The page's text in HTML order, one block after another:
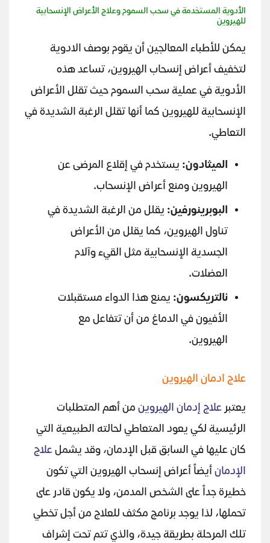
الأدوية المستخدمة في سحب السموم وعلاج الأعراض الإنسحابية
للهيروين
يمكن للأطباء المعالجين أن يقوم بوصف الادوية
لتخفيف أعراض إنسحاب الهيروين، تساعد هذه
الأدوية في عملية سحب السموم حيث تقلل الأعراض
الإنسحابية للهيروين كما أنها تقلل الرغبة الشديدة في
التعاطي.
الميثادون: يستخدم في إقلاع المرضى عن
الهيروين ومنع أعراض الإنسحاب.
البوبرينورفين: يقلل من الرغبة الشديدة في
تناول الهيروين، كما يقلل من الأعراض
الجسدية الإنسحابية مثل القيء وآلام
العضلات.
نالتريكسون: يمنع هذا الدواء مستقبلات
الأفيون في الدماغ من أن تتفاعل مع
الهيروين.
علاج ادمان الهيروين
يعتبر علاج إدمان الهيروين من أهم المتطلبات
الرئيسية لكي يعود المتعاطي لحالته الطبيعية التي
كان عليها في السابق قبل الإدمان، وقد يشملعلاج
الإدمان أيضاً أعراض إنسحاب الهيروين التي تكون
خطيرة جداً على الشخص المدمن، ولا يكون قادر على
تحملها، لذا يوجد برنامج مكثف للعلاج من أجل تخطي
تلك المرحلة بطريقة جيدة، والذي تتم تحت إشراف